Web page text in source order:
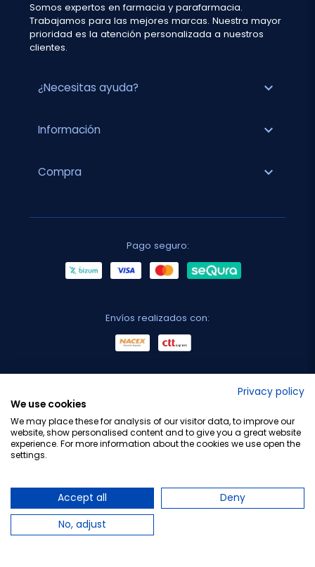
Somos expertos en farmacia y parafarmacia.
Trabajamos para las mejores marcas. Nuestra mayor
prioridad es la atención personalizada a nuestros
clientes.
¿Necesitas ayuda? expand_more
Información expand_more
Compra expand_more
Pago seguro:
Envíos realizados con:
Privacy policy
We use cookies
We may place these for analysis of our visitor data, to improve our
website, show personalised content and to give you a great website
experience. For more information about the cookies we use open the
settings.
Accept all
Deny
No, adjust